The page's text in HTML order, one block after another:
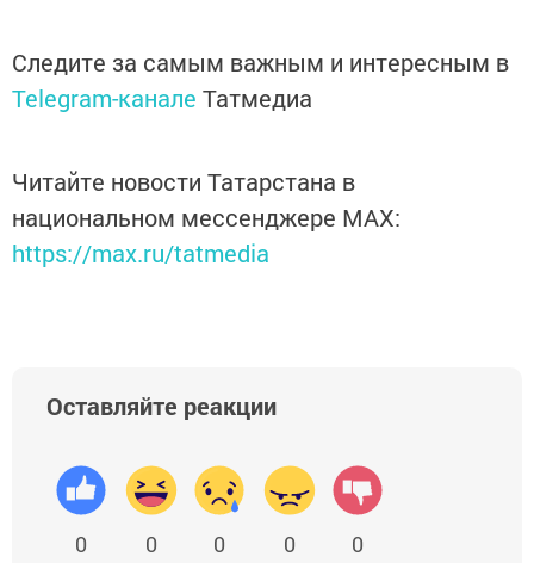
Следите за самым важным и интересным в
Telegram-канале Татмедиа
Читайте новости Татарстана в
национальном мессенджере MАХ:
https://max.ru/tatmedia
Оставляйте реакции
0 0 0 0 0